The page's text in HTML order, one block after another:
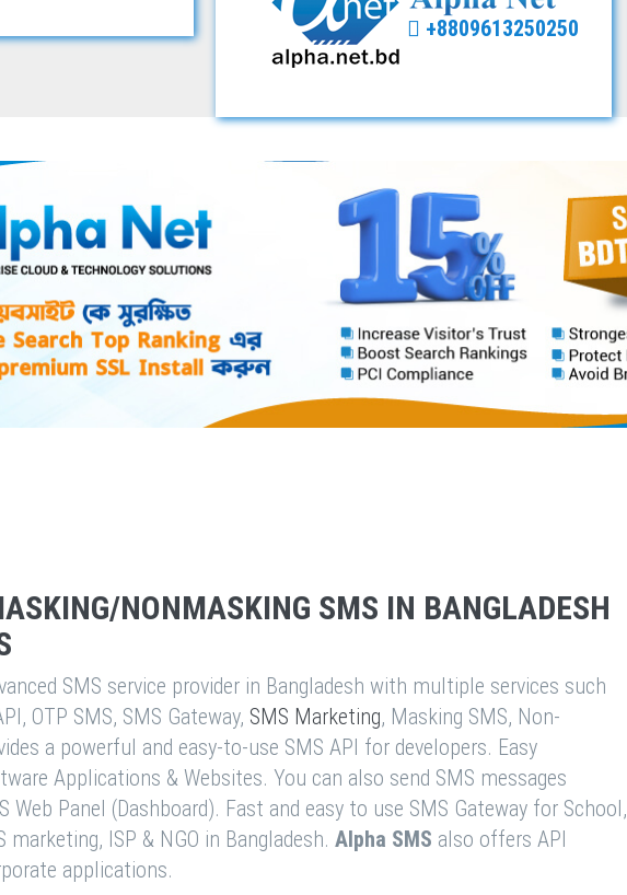
+8809613250250
NONMASKING SMS IN BANGLADESH
SMS service provider in Bangladesh with multiple services such
OTP SMS, SMS Gateway, SMS Marketing, Masking SMS, Non-
a powerful and easy-to-use SMS API for developers. Easy
Applications & Websites. You can also send SMS messages
Web Panel (Dashboard). Fast and easy to use SMS Gateway for School,
marketing, ISP & NGO in Bangladesh. Alpha SMS also offers API
applications.